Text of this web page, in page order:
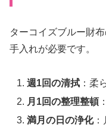
ターコイズブルー財
手入れが必要です。
週1回の清拭：柔
月1回の整理整頓
満月の日の浄化：